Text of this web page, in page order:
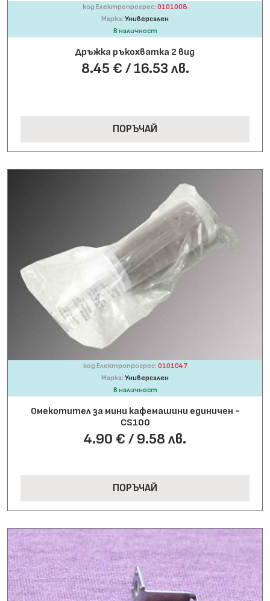
код Електропрогрес: 0101008
Марка: Универсален
В наличност
Дръжка ръкохватка 2 вид
8.45 € / 16.53 лв.
ПОРЪЧАЙ
код Електропрогрес: 0101047
Марка: Универсален
В наличност
Омекотител за мини кафемашини единичен -
CS100
4.90 € / 9.58 лв.
ПОРЪЧАЙ